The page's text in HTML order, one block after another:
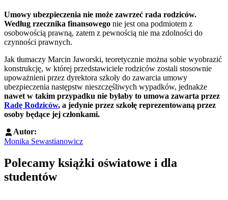
Umowy ubezpieczenia nie może zawrzeć rada rodziców.
Według rzecznika finansowego nie jest ona podmiotem z
osobowością prawną, zatem z pewnością nie ma zdolności do
czynności prawnych.
Jak tłumaczy Marcin Jaworski, teoretycznie można sobie wyobrazić
konstrukcję, w której przedstawiciele rodziców zostali stosownie
upoważnieni przez dyrektora szkoły do zawarcia umowy
ubezpieczenia następstw nieszczęśliwych wypadków, jednakże
nawet w takim przypadku nie byłaby to umowa zawarta przez
Radę Rodziców, a jedynie przez szkołę reprezentowaną przez
osoby będące jej członkami.
Autor:
Monika Sewastianowicz
Polecamy książki oświatowe i dla
studentów